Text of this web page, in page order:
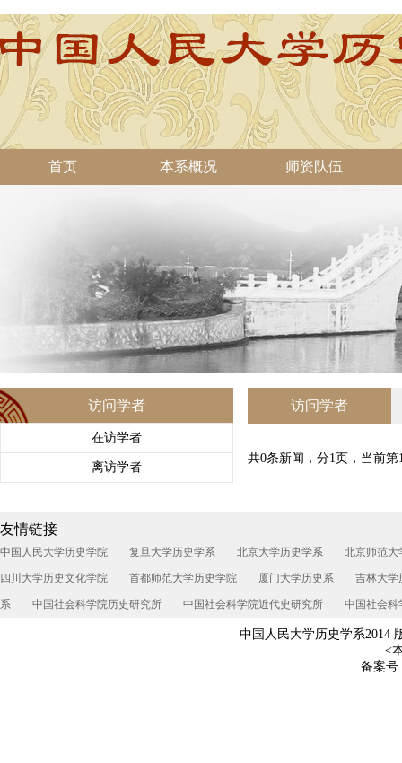
首页 本系概况 师资队伍
访问学者
在访学者
离访学者
访问学者
共0条新闻，分1页，当前第
友情链接
中国人民大学历史学院 复旦大学历史学系 北京大学历史学系 北京师范大
四川大学历史文化学院 首都师范大学历史学院 厦门大学历史系 吉林大学
系 中国社会科学院历史研究所 中国社会科学院近代史研究所 中国社会科
中国人民大学历史学系2014
<
备案号